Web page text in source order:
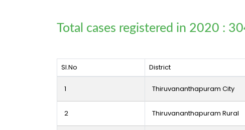
Total cases registered in 2020 :
Sl.No District
1 Thiruvananthapuram City
2 Thiruvananthapuram Rural